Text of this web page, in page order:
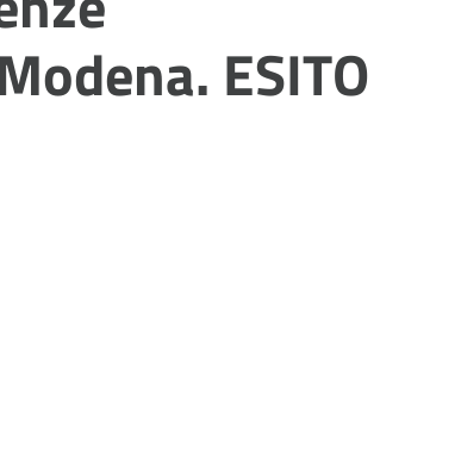
ESITO